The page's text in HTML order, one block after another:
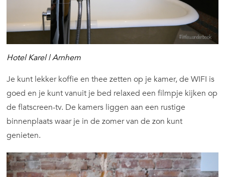
Hotel Karel | Arnhem
Je kunt lekker koffie en thee zetten op je kamer, de WIFI is
goed en je kunt vanuit je bed relaxed een filmpje kijken op
de flatscreen-tv. De kamers liggen aan een rustige
binnenplaats waar je in de zomer van de zon kunt
genieten.